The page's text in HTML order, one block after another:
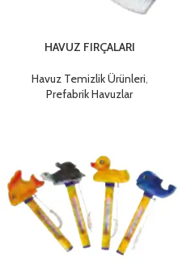
HAVUZ FIRÇALARI
Havuz Temizlik Ürünleri
Prefabrik Havuzlar